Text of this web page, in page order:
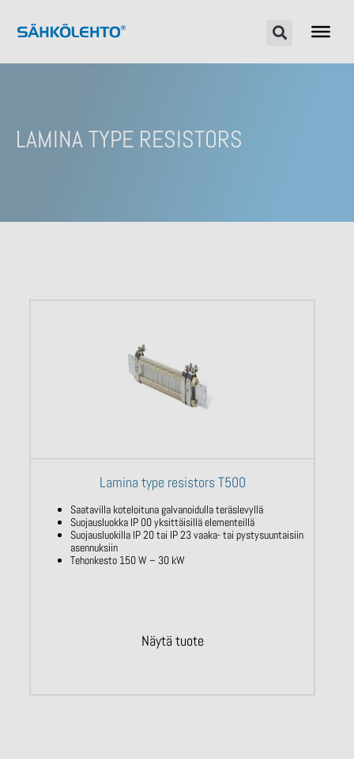
LAMINA TYPE RESISTORS
Lamina type resistors T500
Saatavilla koteloituna galvanoidulla teräslevyllä
Suojausluokka IP 00 yksittäisillä elementeillä
Suojausluokilla IP 20 tai IP 23 vaaka- tai pystysuuntaisiin
asennuksiin
Tehonkesto 150 W – 30 kW
Näytä tuote